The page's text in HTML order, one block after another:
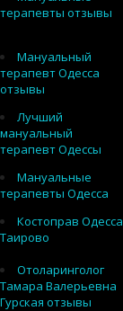
терапевты отзывы
Мануальный
терапевт Одесса
отзывы
Лучший
мануальный
терапевт Одессы
Мануальные
терапевты Одесса
Костоправ Одесса
Таирово
Отоларинголог
Тамара Валерьевна
Гурская отзывы